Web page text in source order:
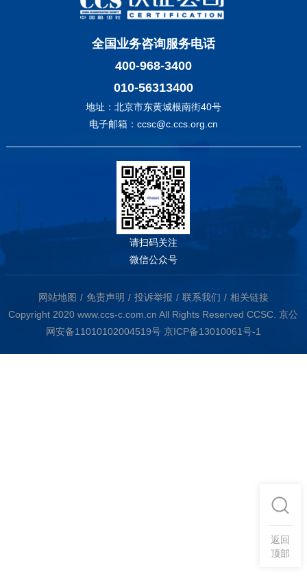
返回
顶部
全国业务咨询服务电话
400-968-3400
010-56313400
地址：北京市东黄城根南街40号
电子邮箱：ccsc@c.ccs.org.cn
请扫码关注
微信公众号
网站地图 免责声明 投诉举报 联系我们
相关链接
Copyright 2020 www.ccs-c.com.cn All Rights Reserved CCSC.京公
网安备11010102004519号 京ICP备13010061号-1